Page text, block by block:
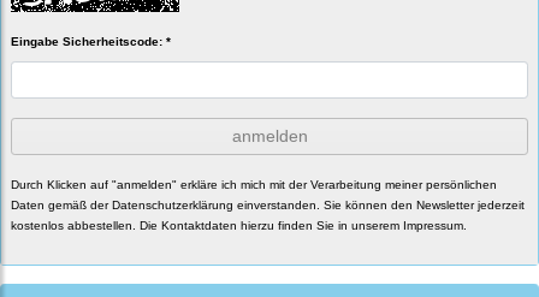
Eingabe Sicherheitscode: *
anmelden
Durch Klicken auf "anmelden" erkläre ich mich mit der Verarbeitung meiner persönlichen
Daten gemäß der Datenschutzerklärung einverstanden. Sie können den Newsletter jederzeit
kostenlos abbestellen. Die Kontaktdaten hierzu finden Sie in unserem Impressum.